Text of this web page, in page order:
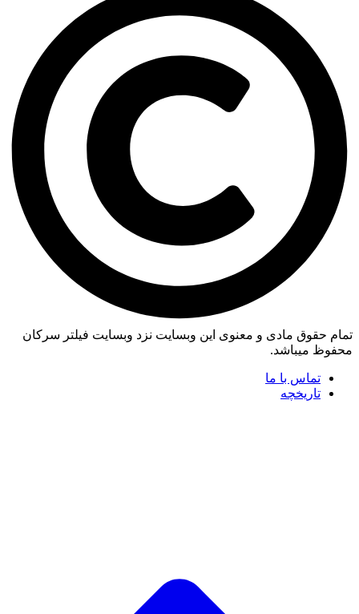
تمام حقوق مادی و معنوی این وبسایت نزد وبسایت فیلتر سرکان
محفوظ میباشد.
تماس با ما
تاریخچه